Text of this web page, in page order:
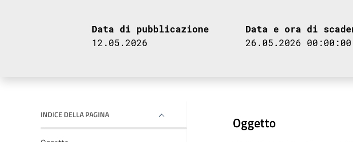
Data di pubblicazione
12.05.2026
Data e ora di
26.05.2026 00:00:00
INDICE DELLA PAGINA Oggetto